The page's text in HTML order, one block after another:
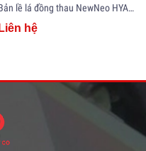
Bản lề lá đồng thau NewNeo HYA5-RG
Liên hệ